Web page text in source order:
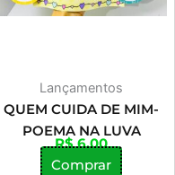
Lançamentos
QUEM CUIDA DE MIM-
POEMA NA LUVA
R$6,00
Comprar